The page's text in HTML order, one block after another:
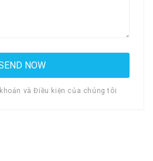
và Điều kiện của chúng tôi